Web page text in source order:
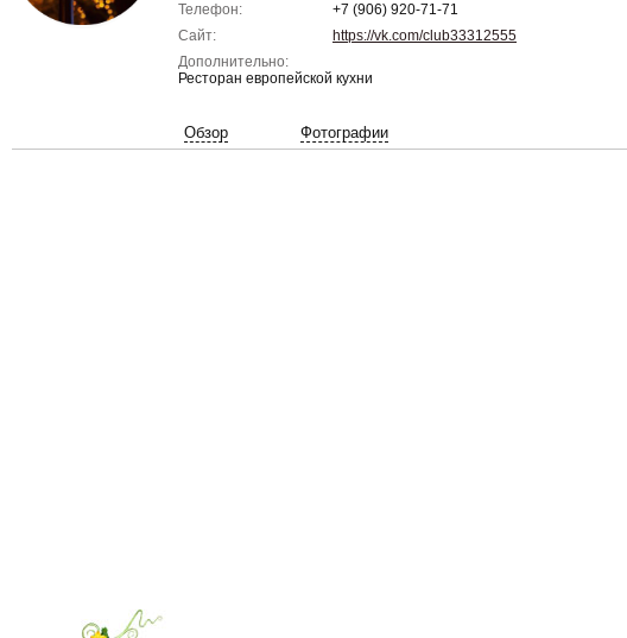
Телефон:
+7 (906) 920-71-71
Сайт:
https://vk.com/club33312555
Дополнительно:
Ресторан европейской кухни
Обзор Фотографии